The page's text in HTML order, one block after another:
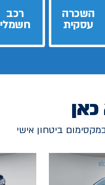
השכרה
עסקית
רכב
חשמלי
ביטחון אישי